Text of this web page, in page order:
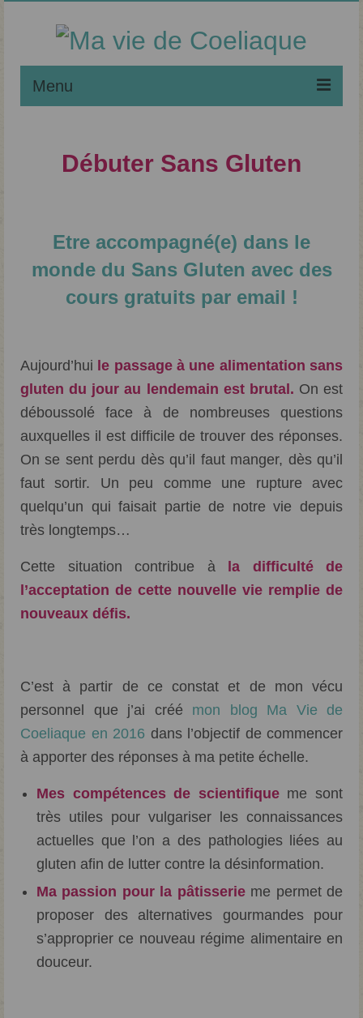
Menu
Maladie Coeliaque
Apprendre à Pâtisser
Débuter Sans Gluten
Débuter Sans Gluten
Etre accompagné(e) dans le
monde du Sans Gluten avec des
cours gratuits par email !
Aujourd’hui le passage à une alimentation sans
gluten du jour au lendemain est brutal. On est
déboussolé face à de nombreuses questions
auxquelles il est difficile de trouver des réponses.
On se sent perdu dès qu’il faut manger, dès qu’il
faut sortir. Un peu comme une rupture avec
quelqu’un qui faisait partie de notre vie depuis
très longtemps…
Cette situation contribue à la difficulté de
l’acceptation de cette nouvelle vie remplie de
nouveaux défis.
C’est à partir de ce constat et de mon vécu
personnel que j’ai créé mon blog Ma Vie de
Coeliaque en 2016 dans l’objectif de commencer
à apporter des réponses à ma petite échelle.
Mes compétences de scientifiqueme sont
très utiles pour vulgariser les connaissances
actuelles que l’on a des pathologies liées au
gluten afin de lutter contre la désinformation.
Ma passion pour la pâtisserie me permet de
proposer des alternatives gourmandes pour
s’approprier ce nouveau régime alimentaire en
douceur.